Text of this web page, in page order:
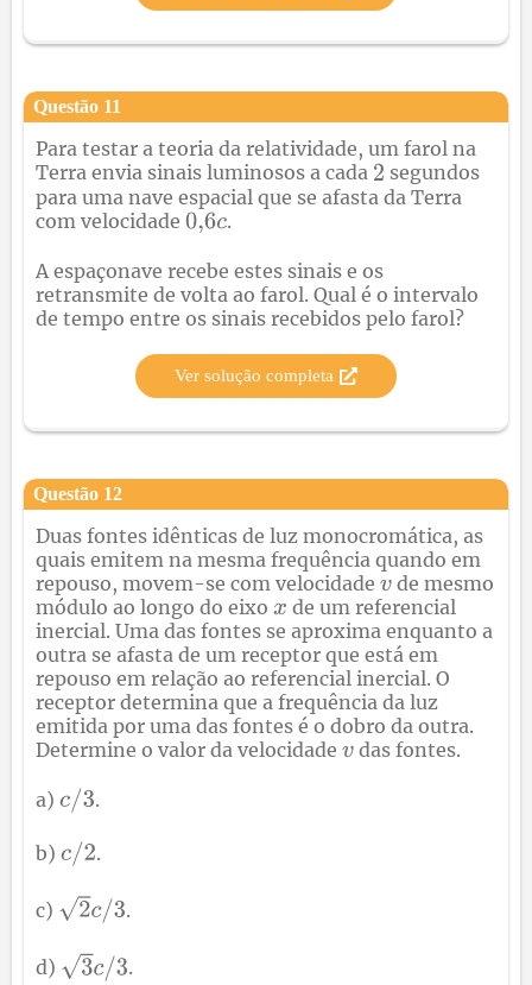
Questão 11
Para testar a teoria da relatividade, um farol na
Terra envia sinais luminosos a cada
segundos
para uma nave espacial que se afasta da Terra
com velocidade
.
A espaçonave recebe estes sinais e os
retransmite de volta ao farol. Qual é o intervalo
de tempo entre os sinais recebidos pelo farol?
Ver solução completa
Questão 12
Duas fontes idênticas de luz monocromática, as
quais emitem na mesma frequência quando em
repouso, movem-se com velocidade
de mesmo
módulo ao longo do eixo
de um referencial
inercial. Uma das fontes se aproxima enquanto a
outra se afasta de um receptor que está em
repouso em relação ao referencial inercial. O
receptor determina que a frequência da luz
emitida por uma das fontes é o dobro da outra.
Determine o valor da velocidade
das fontes.
a) .
b) .
c) .
d) .